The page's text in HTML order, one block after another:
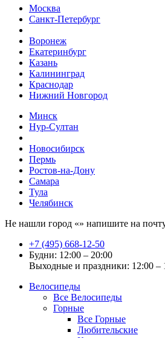
Москва
Санкт-Петербург
Воронеж
Екатеринбург
Казань
Калининград
Краснодар
Нижний Новгород
Минск
Нур-Султан
Новосибирск
Пермь
Ростов-на-Дону
Самара
Тула
Челябинск
Не нашли город «» напишите на
+7 (495) 668-12-50
Будни: 12:00 – 20:00
Выходные и праздники: 12:00 –
Велосипеды
Все Велосипеды
Горные
Все Горные
Любительские